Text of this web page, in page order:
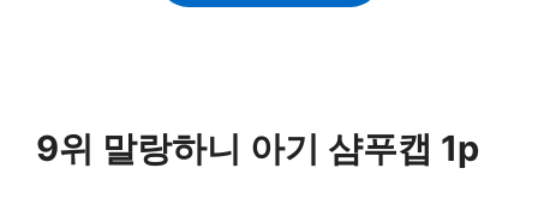
9위 말랑하니 아기 샴푸캡 1p